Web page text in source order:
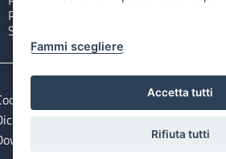
PSR Puglia 2014-2020
Sistema Puglia
e privacy
Note legali
di accessibilità
Open Data files
Fammi scegliere
Accetta tutti
Rifiuta tutti